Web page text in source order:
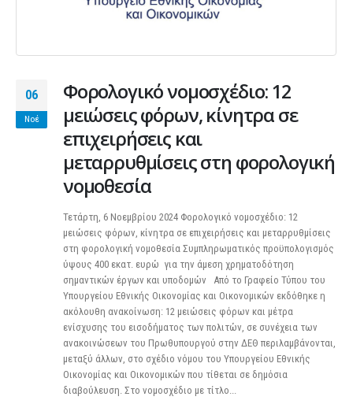
06
Νοέ
Φορολογικό νομοσχέδιο: 12
μειώσεις φόρων, κίνητρα σε
επιχειρήσεις και
μεταρρυθμίσεις στη φορολογική
νομοθεσία
Τετάρτη, 6 Νοεμβρίου 2024 Φορολογικό νομοσχέδιο: 12
μειώσεις φόρων, κίνητρα σε επιχειρήσεις και μεταρρυθμίσεις
στη φορολογική νομοθεσία Συμπληρωματικός προϋπολογισμός
ύψους 400 εκατ. ευρώ για την άμεση χρηματοδότηση
σημαντικών έργων και υποδομών Από το Γραφείο Τύπου του
Υπουργείου Εθνικής Οικονομίας και Οικονομικών εκδόθηκε η
ακόλουθη ανακοίνωση: 12 μειώσεις φόρων και μέτρα
ενίσχυσης του εισοδήματος των πολιτών, σε συνέχεια των
ανακοινώσεων του Πρωθυπουργού στην ΔΕΘ περιλαμβάνονται,
μεταξύ άλλων, στο σχέδιο νόμου του Υπουργείου Εθνικής
Οικονομίας και Οικονομικών που τίθεται σε δημόσια
διαβούλευση. Στο νομοσχέδιο με τίτλο...